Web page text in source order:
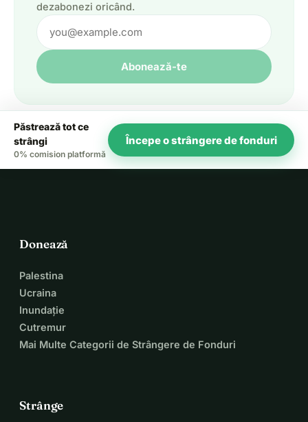
dezabonezi oricând.
Abonează-te
Păstrează tot ce
strângi
0% comision platformă
Începe o strângere de fonduri
Donează
Palestina
Ucraina
Inundație
Cutremur
Mai Multe Categorii de Strângere de Fonduri
Strânge